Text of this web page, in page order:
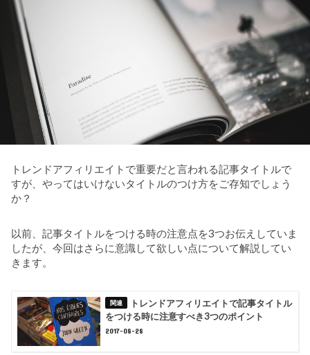
トレンドアフィリエイトで重要だと言われる記事タイトルで
すが、やってはいけないタイトルのつけ方をご存知でしょう
か？
以前、記事タイトルをつける時の注意点を3つお伝えしていま
したが、今回はさらに意識して欲しい点について解説してい
きます。
トレンドアフィリエイトで記事タイトル
をつける時に注意すべき3つのポイント
2017-08-28